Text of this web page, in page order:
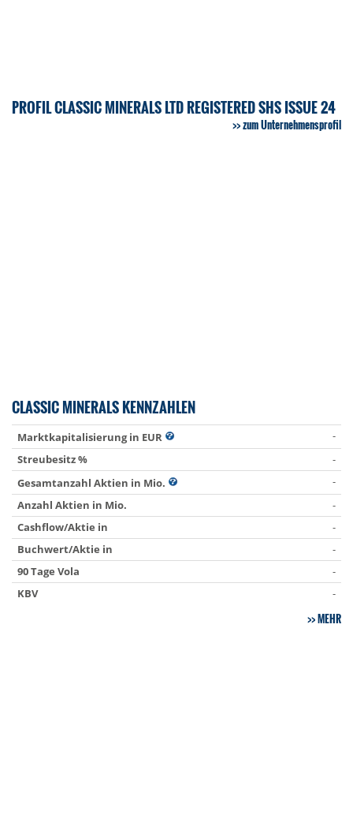
PROFIL CLASSIC MINERALS LTD REGISTERED SHS ISSUE 24
zum Unternehmensprofil
CLASSIC MINERALS KENNZAHLEN
Marktkapitalisierung in EUR
-
Streubesitz %
-
Gesamtanzahl Aktien in Mio.
-
Anzahl Aktien in Mio.
-
Cashflow/Aktie in
-
Buchwert/Aktie in
-
90 Tage Vola
-
KBV
-
MEHR